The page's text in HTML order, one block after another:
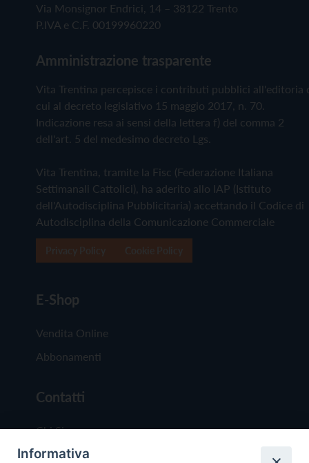
Via Monsignor Endrici, 14 – 38122 Trento
P.IVA e C.F. 00199960220
Amministrazione trasparente
Vita Trentina percepisce i contributi pubblici all'editoria
cui al decreto legislativo 15 maggio 2017, n. 70.
Indicazione resa ai sensi della lettera f) del comma 2
dell'art. 5 del medesimo decreto Lgs.
Vita Trentina, tramite la Fisc (Federazione Italiana
Settimanali Cattolici), ha aderito allo IAP (Istituto
dell'Autodisciplina Pubblicitaria) accettando il Codice di
Autodisciplina della Comunicazione Commerciale
E-Shop
Vendita Online
Abbonamenti
Contatti
Chi Siamo
Redazione
Informativa